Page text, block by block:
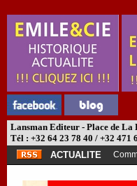
Lansman Editeur - Place de La
Tél : +32 64 23 78 40 / +32 471
ACTUALITE